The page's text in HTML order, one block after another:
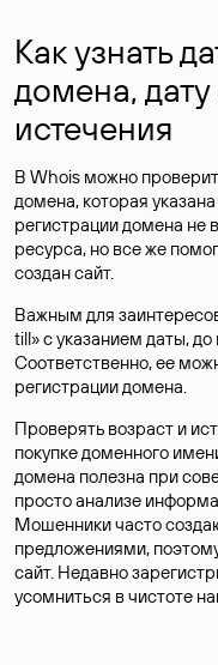
Как узнать
домена, дату
истечения
В Whois можно
домена, которая
регистрации домена не
ресурса, но все же
создан сайт.
Важным для
till» с указанием даты,
Соответственно, ее
регистрации домена.
Проверять возраст и
покупке доменного
домена полезна при
просто анализе
Мошенники часто
предложениями,
сайт. Недавно
усомниться в чистоте